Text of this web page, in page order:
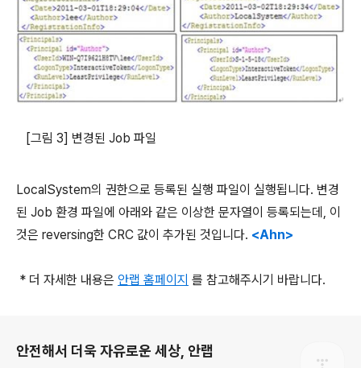
[그림 3] 변경된 Job 파일
LocalSystem의 권한으로 등록된 실행 파일이 실행됩니다. 변경
된 Job 환경 파일에 아래와 같은 이상한 문자열이 등록되는데, 이
것은 reversing한 CRC 값이 추가된 것입니다. <Ahn>
* 더 자세한 내용은 안랩 홈페이지 를 참고해주시기 바랍니다.
안전해서 더욱 자유로운 세상, 안랩